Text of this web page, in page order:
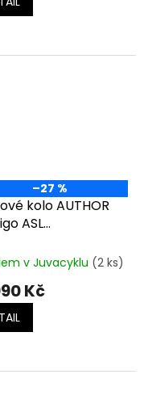
–27 %
kolo AUTHOR
ASL
v Juvacyklu (2 ks)
Kč